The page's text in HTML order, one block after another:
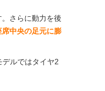
。さらに動力を後
中央の足元に膨
デルではタイヤ2